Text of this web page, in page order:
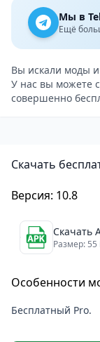
слушать
настраивать
остановки.
Удобная
удобную
закладки и
хранилищами,
своим книгам
Большое
приложение
копирование и
настройка
Мы в
Ещё
Вы искали моды
У нас вы можете
совершенно
Скачать
Версия: 10.8
Скачать
Размер: 55
Особенности
Бесплатный Pro.